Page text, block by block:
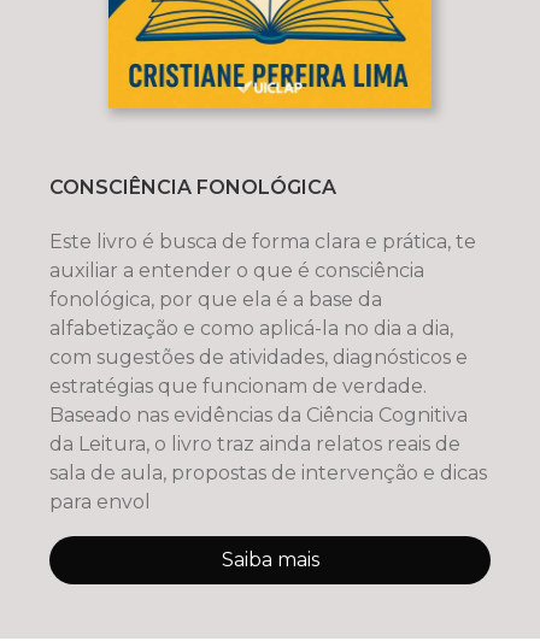
CONSCIÊNCIA FONOLÓGICA
Este livro é busca de forma clara e prática, te
auxiliar a entender o que é consciência
fonológica, por que ela é a base da
alfabetização e como aplicá-la no dia a dia,
com sugestões de atividades, diagnósticos e
estratégias que funcionam de verdade.
Baseado nas evidências da Ciência Cognitiva
da Leitura, o livro traz ainda relatos reais de
sala de aula, propostas de intervenção e dicas
para envol
Saiba mais